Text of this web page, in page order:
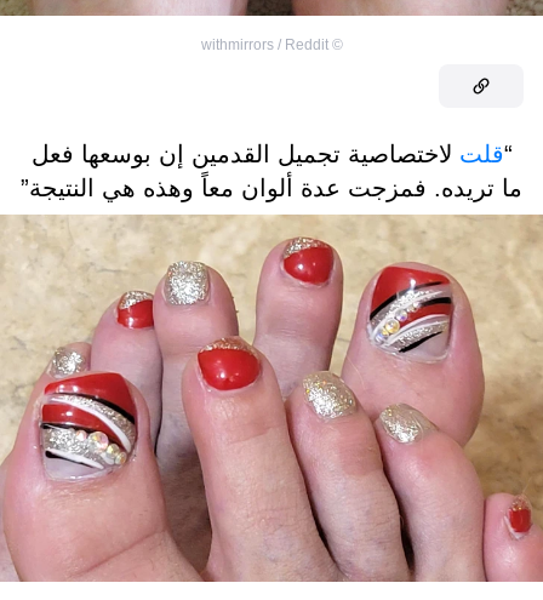
©
withmirrors / Reddit
“قلت لاختصاصية تجميل القدمين إن بوسعها فعل
ما تريده. فمزجت عدة ألوان معاً وهذه هي النتيجة”